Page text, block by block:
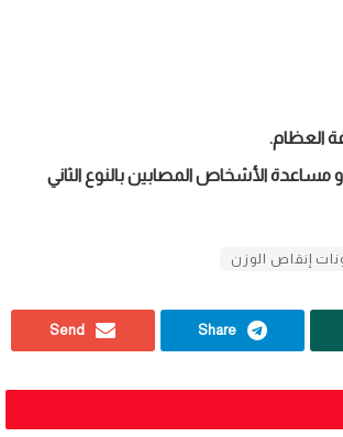
العظام.
حساسية الأنسولين، وتقليل خطر الإصابة بمرض السكري من النوع 2 أو مساعدة الأشخاص المصابين بالنوع الثاني
إنقاص الوزن
Share
Send